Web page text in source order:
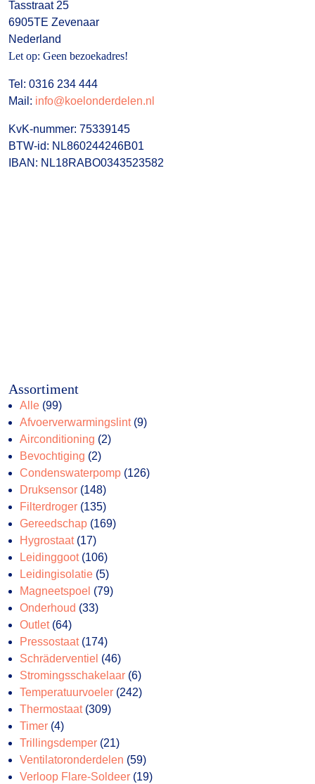
Tasstraat 25
6905TE Zevenaar
Nederland
Let op: Geen bezoekadres!
Tel: 0316 234 444
Mail: info@koelonderdelen.nl
KvK-nummer: 75339145
BTW-id: NL860244246B01
IBAN: NL18RABO0343523582
Assortiment
Alle 9999
producten
Afvoerverwarmingslint 99
Airconditioning 22
Bevochtiging 22
producten
Condenswaterpomp 126126
Druksensor 148148
producten
Filterdroger 135135
producten
Gereedschap 169169
Hygrostaat 1717
producten
Leidinggoot 106106
producten
Leidingisolatie 55
producten
Magneetspoel 7979
Onderhoud 3333
Outlet 6464
producten
Pressostaat 174174
producten
Schräderventiel 4646
producten
Stromingsschakelaar 66
producten
Temperatuurvoeler 242242
Thermostaat 309309
Timer 44
producten
Trillingsdemper 2121
producten
Ventilatoronderdelen 5959
producten
Verloop Flare-Soldeer 1919